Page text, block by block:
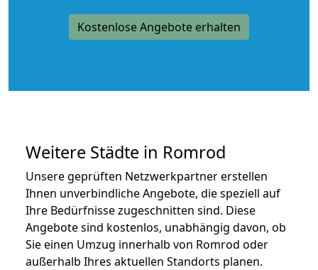
Kostenlose Angebote erhalten
Weitere Städte in Romrod
Unsere geprüften Netzwerkpartner erstellen
Ihnen unverbindliche Angebote, die speziell auf
Ihre Bedürfnisse zugeschnitten sind. Diese
Angebote sind kostenlos, unabhängig davon, ob
Sie einen Umzug innerhalb von Romrod oder
außerhalb Ihres aktuellen Standorts planen.